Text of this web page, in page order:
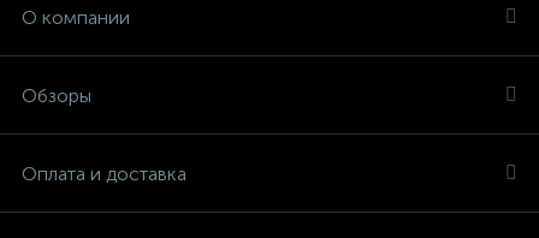
О компании
Обзоры
Оплата и доставка